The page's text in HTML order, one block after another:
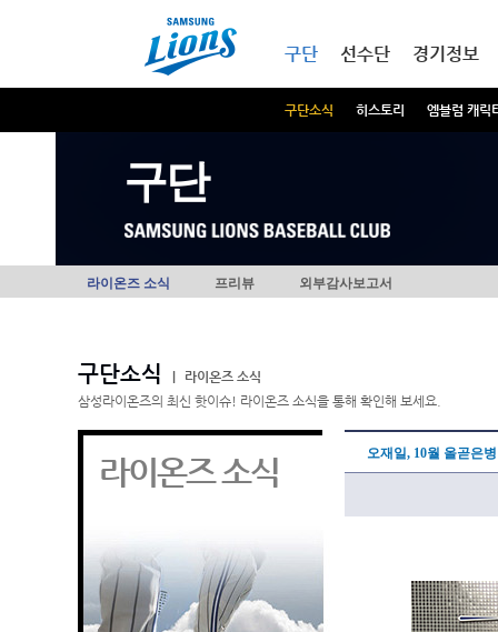
구단
구단소식 히스토리 엠블럼 캐릭
선수단 경기정보
구단
라이온즈 소식 프리뷰 외부감사보고서
구단소식
라이온즈 소식
삼성라이온즈의 최신 핫이슈! 라이온즈 소식을 통해 확인해 보세요.
라이온즈 소식 오재일, 10월 올곧은